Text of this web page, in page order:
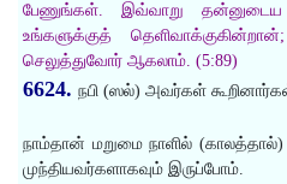
பேணுங்கள். இவ்வாறு
உங்களுக்குத்
செலுத்துவோர் ஆகலாம். (5:89)
6624. நபி (ஸல்) அவர்கள்
நாம்தான் மறுமை நாளில் (காலத்தால்)
முந்தியவர்களாகவும் இருப்போம்.